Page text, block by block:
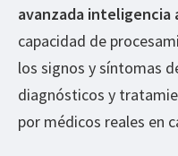
avanzada inteligencia
capacidad de
los signos y síntomas
diagnósticos y
por médicos reales en